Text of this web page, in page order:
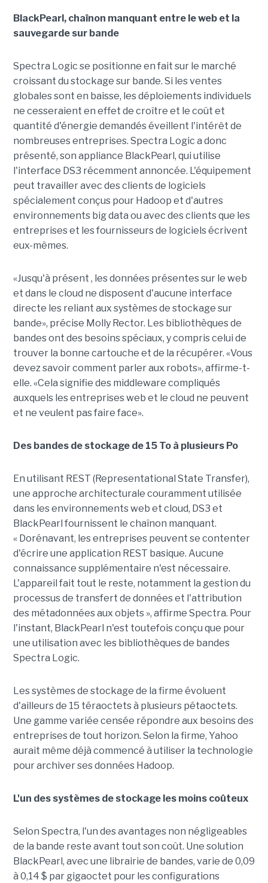
BlackPearl, chaînon manquant entre le web et la
sauvegarde sur bande
Spectra Logic se positionne en fait sur le marché
croissant du stockage sur bande. Si les ventes
globales sont en baisse, les déploiements individuels
ne cesseraient en effet de croître et le coût et
quantité d'énergie demandés éveillent l'intérêt de
nombreuses entreprises. Spectra Logic a donc
présenté, son appliance BlackPearl, qui utilise
l'interface DS3 récemment annoncée. L'équipement
peut travailler avec des clients de logiciels
spécialement conçus pour Hadoop et d'autres
environnements big data ou avec des clients que les
entreprises et les fournisseurs de logiciels écrivent
eux-mêmes.
«Jusqu'à présent , les données présentes sur le web
et dans le cloud ne disposent d'aucune interface
directe les reliant aux systèmes de stockage sur
bande», précise Molly Rector. Les bibliothèques de
bandes ont des besoins spéciaux, y compris celui de
trouver la bonne cartouche et de la récupérer. «Vous
devez savoir comment parler aux robots», affirme-t-
elle. «Cela signifie des middleware compliqués
auxquels les entreprises web et le cloud ne peuvent
et ne veulent pas faire face».
Des bandes de stockage de 15 To à plusieurs Po
En utilisant REST (Representational State Transfer),
une approche architecturale couramment utilisée
dans les environnements web et cloud, DS3 et
BlackPearl fournissent le chaînon manquant.
« Dorénavant, les entreprises peuvent se contenter
d'écrire une application REST basique. Aucune
connaissance supplémentaire n'est nécessaire.
L'appareil fait tout le reste, notamment la gestion du
processus de transfert de données et l'attribution
des métadonnées aux objets », affirme Spectra. Pour
l'instant, BlackPearl n'est toutefois conçu que pour
une utilisation avec les bibliothèques de bandes
Spectra Logic.
Les systèmes de stockage de la firme évoluent
d'ailleurs de 15 téraoctets à plusieurs pétaoctets.
Une gamme variée censée répondre aux besoins des
entreprises de tout horizon. Selon la firme, Yahoo
aurait même déjà commencé à utiliser la technologie
pour archiver ses données Hadoop.
L'un des systèmes de stockage les moins coûteux
Selon Spectra, l'un des avantages non négligeables
de la bande reste avant tout son coût. Une solution
BlackPearl, avec une librairie de bandes, varie de 0,09
à 0,14 $ par gigaoctet pour les configurations